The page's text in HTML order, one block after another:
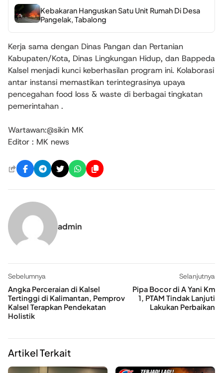
Kebakaran Hanguskan Satu Unit Rumah Di Desa
Pangelak, Tabalong
Kerja sama dengan Dinas Pangan dan Pertanian
Kabupaten/Kota, Dinas Lingkungan Hidup, dan Bappeda
Kalsel menjadi kunci keberhasilan program ini. Kolaborasi
antar instansi memastikan terintegrasinya upaya
pencegahan food loss & waste di berbagai tingkatan
pemerintahan .
Wartawan:@sikin MK
Editor : MK news
admin
Sebelumnya
Angka Perceraian di Kalsel
Tertinggi di Kalimantan, Pemprov
Kalsel Terapkan Pendekatan
Holistik
Selanjutnya
Pipa Bocor di A Yani Km
1, PTAM Tindak Lanjuti
Lakukan Perbaikan
Artikel Terkait